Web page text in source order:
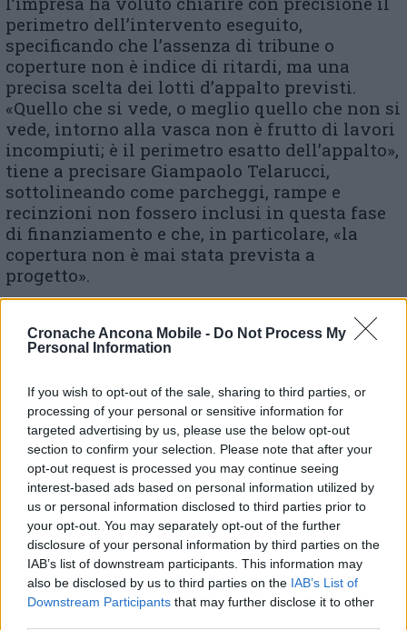
Cronache Ancona Mobile - Do Not Process My
Personal Information
If you wish to opt-out of the sale, sharing to third parties, or
processing of your personal or sensitive information for
targeted advertising by us, please use the below opt-out
section to confirm your selection. Please note that after your
opt-out request is processed you may continue seeing
interest-based ads based on personal information utilized by
us or personal information disclosed to third parties prior to
your opt-out. You may separately opt-out of the further
disclosure of your personal information by third parties on the
IAB’s list of downstream participants. This information may
also be disclosed by us to third parties on the IAB’s List of
Downstream Participants that may further disclose it to other
perimetro dell’intervento eseguito,
specificando che l’assenza di tribune o
coperture non è indice di ritardi, ma una
precisa scelta dei lotti d’appalto previsti.
«Quello che si vede, o meglio quello che non si
vede, intorno alla vasca non è frutto di lavori
incompiuti; è il perimetro esatto dell’appalto»,
tiene a precisare Giampaolo Telarucci,
sottolineando come parcheggi, rampe e
recinzioni non fossero inclusi in questa fase
di finanziamento e che, in particolare, «la
copertura non è mai stata prevista a
progetto».
«Ancona Comune virtuoso per lo stato di
avanzamento medio lavori»
Resterà 4 metri più corta: la piscina olimpica
«Potrà comunque ospitare competizioni
internazionali»